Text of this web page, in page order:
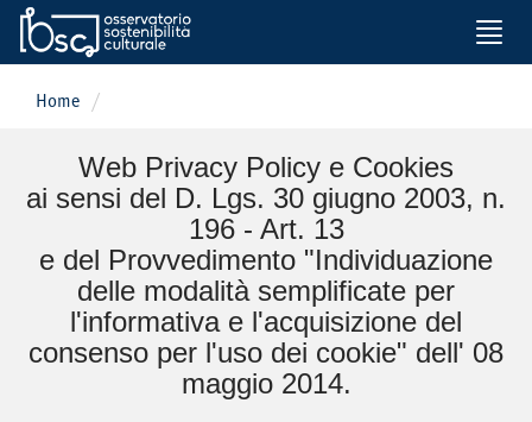
Toggle
Home
Web Privacy Policy e Cookies
ai sensi del D. Lgs. 30 giugno 2003, n.
196 - Art. 13
e del Provvedimento "Individuazione
delle modalità semplificate per
l'informativa e l'acquisizione del
consenso per l'uso dei cookie" dell' 08
maggio 2014.